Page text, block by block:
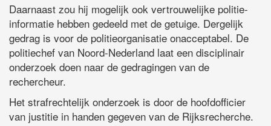
Daarnaast zou hij mogelijk ook vertrouwelijke politie-
informatie hebben gedeeld met de getuige. Dergelijk
gedrag is voor de politieorganisatie onacceptabel. De
politiechef van Noord-Nederland laat een disciplinair
onderzoek doen naar de gedragingen van de
rechercheur.
Het strafrechtelijk onderzoek is door de hoofdofficier
van justitie in handen gegeven van de Rijksrecherche.